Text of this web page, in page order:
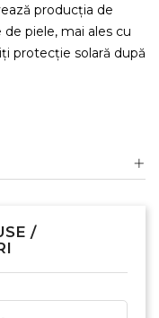
producția de
piele, mai ales cu
protecție solară după
/